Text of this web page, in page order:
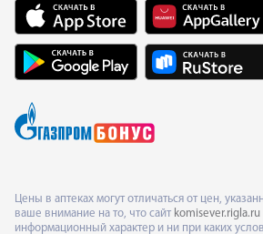
Цены в аптеках могут отличаться от цен,
ваше внимание на то, что сайт komisever.rigla.ru
информационный характер и ни при каких